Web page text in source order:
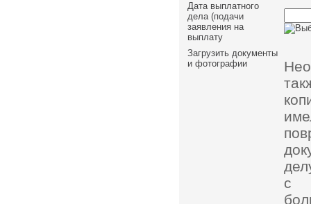
Дата выплатного
дела (подачи
заявления на
выплату
Загрузить документы
и фотографии
с